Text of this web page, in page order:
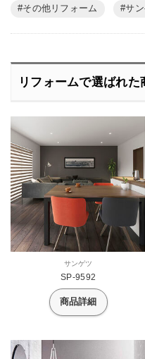
その他リフォーム サ
リフォームで選ばれた
サンゲツ
SP-9592
商品詳細